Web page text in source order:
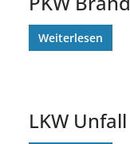
Weiterlesen
LKW Unfall